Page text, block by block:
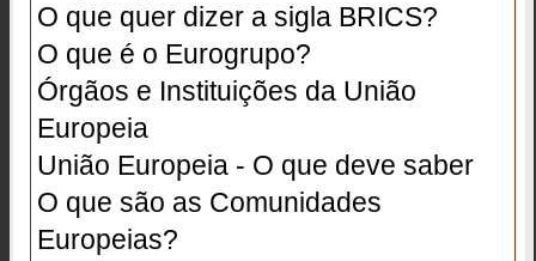
O que quer dizer a sigla BRICS?
O que é o Eurogrupo?
Órgãos e Instituições da União
Europeia
União Europeia - O que deve saber
O que são as Comunidades
Europeias?